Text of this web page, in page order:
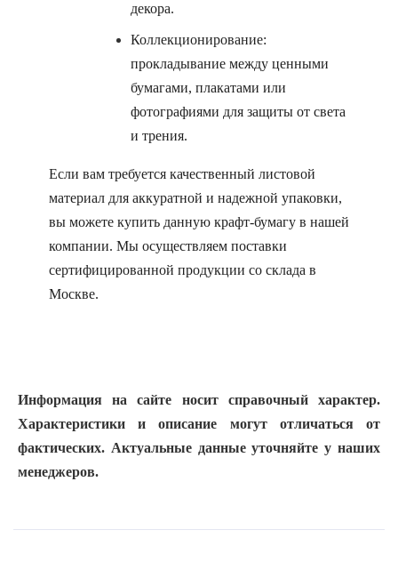
декора.
Коллекционирование:
прокладывание между ценными
бумагами, плакатами или
фотографиями для защиты от света
и трения.
Если вам требуется качественный листовой
материал для аккуратной и надежной упаковки,
вы можете купить данную крафт-бумагу в нашей
компании. Мы осуществляем поставки
сертифицированной продукции со склада в
Москве.
Информация на сайте носит справочный характер.
Характеристики и описание могут отличаться от
фактических. Актуальные данные уточняйте у наших
менеджеров.